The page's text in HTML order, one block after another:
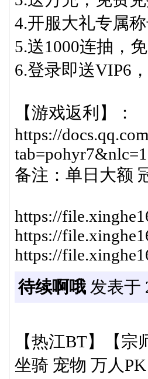
4.开服大礼专属
5.送1000连抽，
6.登录即送VIP6
【游戏返利】：
https://
备注：单日大额
https://
https://
https://
待续啊哦发表于
【热江BT】【
坐骑 宠物 万人PK